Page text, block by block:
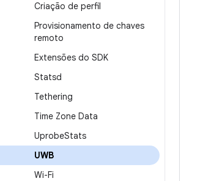
Criação de perfil
Provisionamento de chaves
remoto
Extensões do SDK
Statsd
Tethering
Time Zone Data
UprobeStats
UWB
Wi-Fi